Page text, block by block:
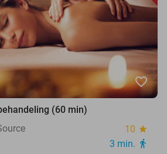
favorite_border
(60 min)
10 star
3 min. directions_walk